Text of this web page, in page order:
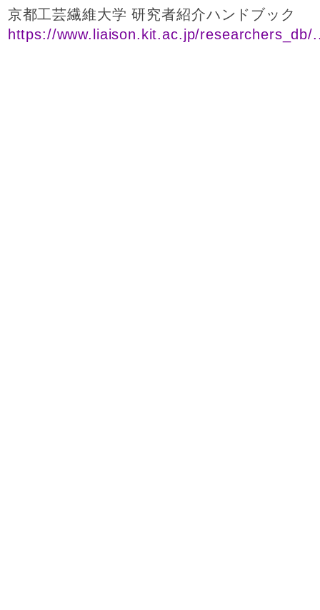
京都工芸繊維大学 研究者紹介ハンドブック
https://www.liaison.kit.ac.jp/researchers_db/